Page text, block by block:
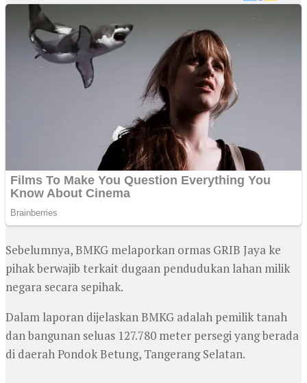
Sebelumnya, BMKG melaporkan ormas GRIB Jaya ke
pihak berwajib terkait dugaan pendudukan lahan milik
negara secara sepihak.
Dalam laporan dijelaskan BMKG adalah pemilik tanah
dan bangunan seluas 127.780 meter persegi yang berada
di daerah Pondok Betung, Tangerang Selatan.